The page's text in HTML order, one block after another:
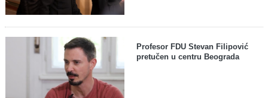
Profesor FDU Stevan Filipović
pretučen u centru Beograda